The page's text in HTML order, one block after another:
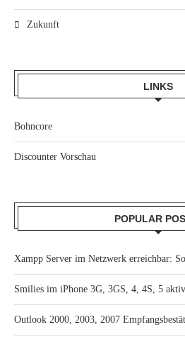
Zukunft
LINKS
Bohncore
Discounter Vorschau
POPULAR
Xampp Server im Netzwerk erreichbar:
Smilies im iPhone 3G, 3GS, 4, 4S, 5
Outlook 2000, 2003, 2007